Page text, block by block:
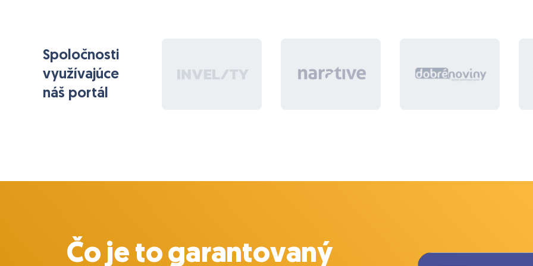
Spoločnosti
využívajúce
náš portál
Čo je to garantovaný